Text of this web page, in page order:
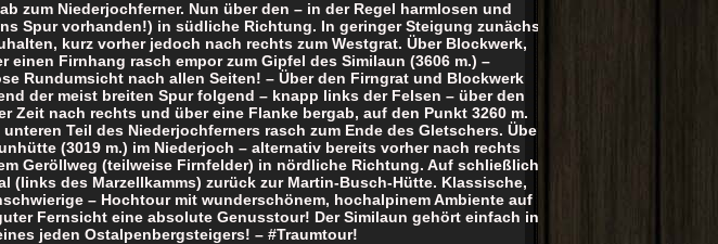
zum Niederjochferner. Nun über den – in der Regel harmlosen und
Spur vorhanden!) in südliche Richtung. In geringer Steigung zunächst
kurz vorher jedoch nach rechts zum Westgrat. Über Blockwerk,
Firnhang rasch empor zum Gipfel des Similaun (3606 m.) –
Rundumsicht nach allen Seiten! – Über den Firngrat und Blockwerk
der meist breiten Spur folgend – knapp links der Felsen – über den
Zeit nach rechts und über eine Flanke bergab, auf den Punkt 3260 m.
Teil des Niederjochferners rasch zum Ende des Gletschers. Über
(3019 m.) im Niederjoch – alternativ bereits vorher nach rechts
Geröllweg (teilweise Firnfelder) in nördliche Richtung. Auf schließlich
(links des Marzellkamms) zurück zur Martin-Busch-Hütte. Klassische,
– Hochtour mit wunderschönem, hochalpinem Ambiente auf
Fernsicht eine absolute Genusstour! Der Similaun gehört einfach in
jeden Ostalpenbergsteigers! – #Traumtour!